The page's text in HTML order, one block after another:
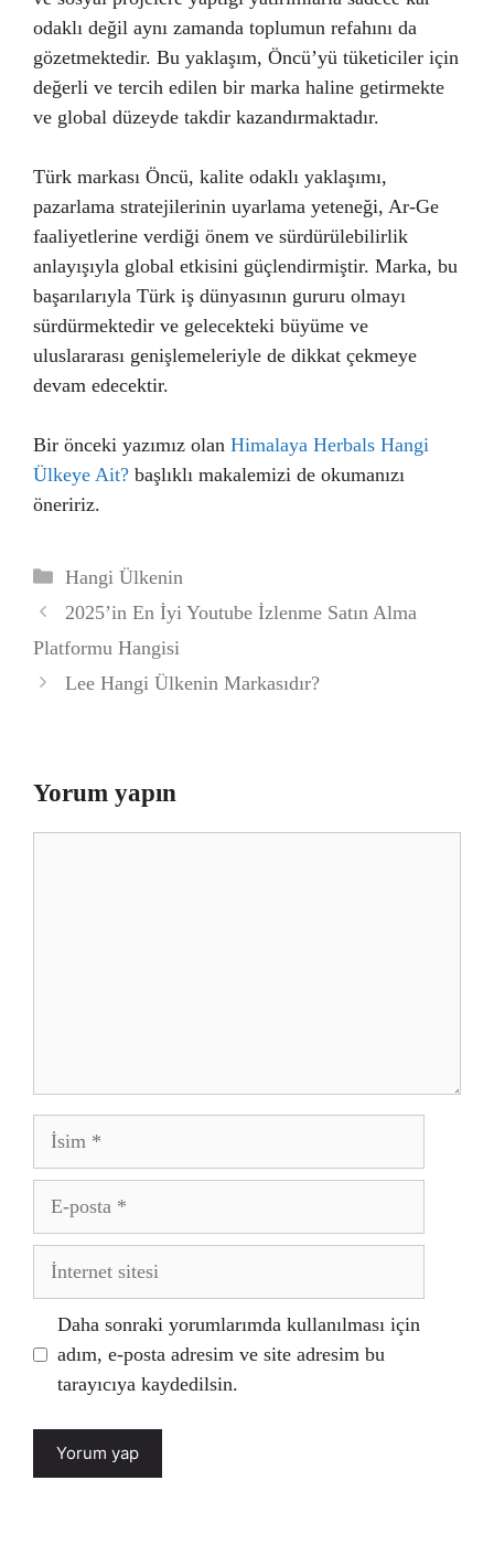
odaklı değil aynı zamanda toplumun refahını da
gözetmektedir. Bu yaklaşım, Öncü’yü tüketiciler için
değerli ve tercih edilen bir marka haline getirmekte
ve global düzeyde takdir kazandırmaktadır.
Türk markası Öncü, kalite odaklı yaklaşımı,
pazarlama stratejilerinin uyarlama yeteneği, Ar-Ge
faaliyetlerine verdiği önem ve sürdürülebilirlik
anlayışıyla global etkisini güçlendirmiştir. Marka, bu
başarılarıyla Türk iş dünyasının gururu olmayı
sürdürmektedir ve gelecekteki büyüme ve
uluslararası genişlemeleriyle de dikkat çekmeye
devam edecektir.
Bir önceki yazımız olan Himalaya Herbals Hangi
Ülkeye Ait? başlıklı makalemizi de okumanızı
öneririz.
Kategoriler
Hangi Ülkenin
2025’in En İyi Youtube İzlenme Satın Alma
Platformu Hangisi
Lee Hangi Ülkenin Markasıdır?
Yorum yapın
İsim
posta
İnternet
Daha sonraki yorumlarımda kullanılması için
adım, e-posta adresim ve site adresim bu
tarayıcıya kaydedilsin.